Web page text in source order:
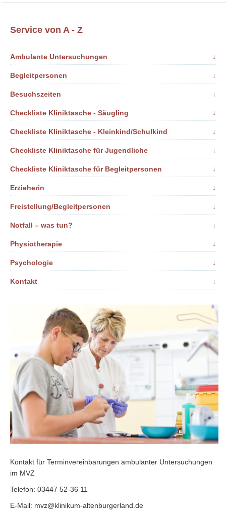
Service von A - Z
↓
Ambulante Untersuchungen
↓
Begleitpersonen
↓
Besuchszeiten
↓
Checkliste Kliniktasche - Säugling
↓
Checkliste Kliniktasche - Kleinkind/Schulkind
↓
Checkliste Kliniktasche für Jugendliche
↓
Checkliste Kliniktasche für Begleitpersonen
↓
Erzieherin
↓
Freistellung/Begleitpersonen
↓
Notfall – was tun?
↓
Physiotherapie
↓
Psychologie
↓
Kontakt
Kontakt für Terminvereinbarungen ambulanter Untersuchungen
im MVZ
Telefon: 03447 52-36 11
E-Mail: mvz@klinikum-altenburgerland.de